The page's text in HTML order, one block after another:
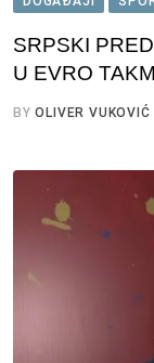
SRPSKI
U EVRO
BYOLIVER VUKOVIĆ